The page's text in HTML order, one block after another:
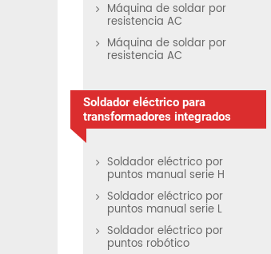
Máquina de soldar por
resistencia AC
Máquina de soldar por
resistencia AC
Soldador eléctrico para
transformadores integrados
Soldador eléctrico por
puntos manual serie H
Soldador eléctrico por
puntos manual serie L
Soldador eléctrico por
puntos robótico